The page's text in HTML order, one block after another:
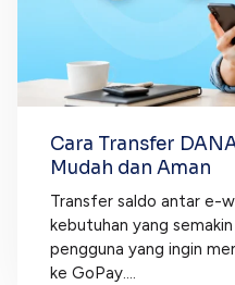
Cara Transfer
Mudah dan Aman
Transfer saldo antar e-
kebutuhan yang
pengguna yang ingin
ke GoPay....